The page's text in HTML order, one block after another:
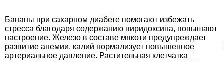
Бананы при сахарном диабете помогают избежать
стресса благодаря содержанию пиридоксина, повышают
настроение. Железо в составе мякоти предупреждает
развитие анемии, калий нормализует повышенное
артериальное давление. Растительная клетчатка